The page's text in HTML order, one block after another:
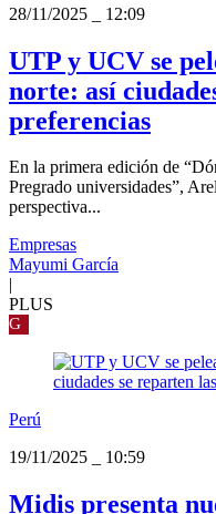
28/11/2025 12:09
UTP y UCV se
norte: así
preferencias
En la primera edición de
Pregrado universidades”,
perspectiva...
Empresas
Mayumi García
|
PLUS
G
Perú
19/11/2025
10:59
Midis presenta